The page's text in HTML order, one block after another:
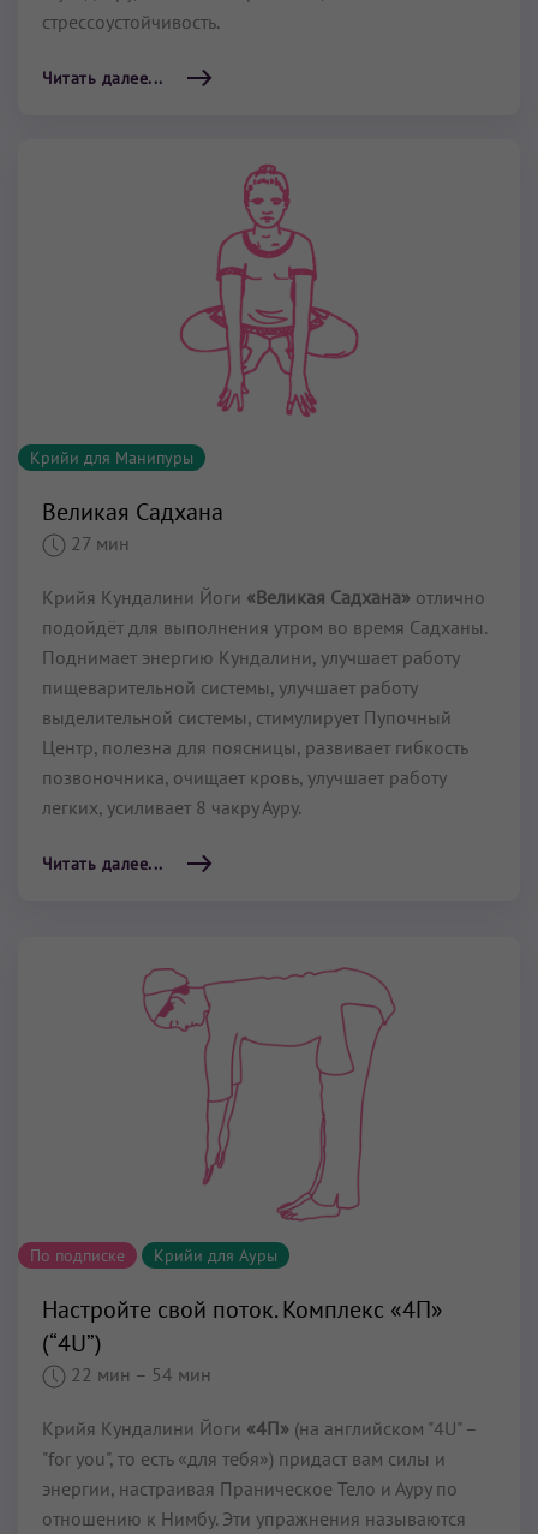
стрессоустойчивость.
Читать далее...
Крийи для Манипуры
Великая Садхана
27 мин
Крийя Кундалини Йоги «Великая Садхана» отлично
подойдёт для выполнения утром во время Садханы.
Поднимает энергию Кундалини, улучшает работу
пищеварительной системы, улучшает работу
выделительной системы, стимулирует Пупочный
Центр, полезна для поясницы, развивает гибкость
позвоночника, очищает кровь, улучшает работу
легких, усиливает 8 чакру Ауру.
Читать далее...
По подписке Крийи для Ауры
Настройте свой поток. Комплекс «4П»
(“4U”)
22 мин – 54 мин
Крийя Кундалини Йоги «4П» (на английском "4U" –
"for you", то есть «для тебя») придаст вам силы и
энергии, настраивая Праническое Тело и Ауру по
отношению к Нимбу. Эти упражнения называются